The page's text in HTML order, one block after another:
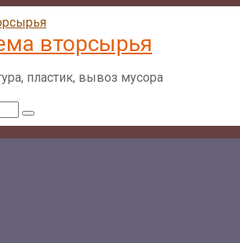
вторсырья
пластик, вывоз мусора